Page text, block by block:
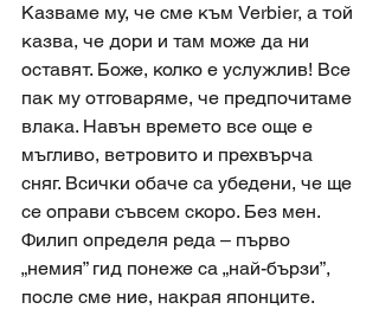
Казваме му, че сме към Verbier, а той
казва, че дори и там може да ни
оставят. Боже, колко е услужлив! Все
пак му отговаряме, че предпочитаме
влака. Навън времето все още е
мъгливо, ветровито и прехвърча
сняг. Всички обаче са убедени, че ще
се оправи съвсем скоро. Без мен.
Филип определя реда – първо
„немия” гид понеже са „най-бързи”,
после сме ние, накрая японците.